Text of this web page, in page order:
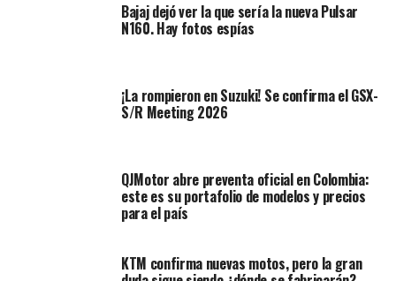
Suspensión de largo recorrido:
Bajaj dejó ver la que sería la nueva Pulsar
N160. Hay fotos espías
¡La rompieron en Suzuki! Se confirma el GSX-
S/R Meeting 2026
QJMotor abre preventa oficial en Colombia:
este es su portafolio de modelos y precios
para el país
KTM confirma nuevas motos, pero la gran